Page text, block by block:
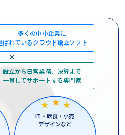
多くの中小企業に
ばれているクラウド設立ソフト
×
設立から日常業務、決算まで
一貫してサポートする専門家
IT・飲食・小売
デザインなど